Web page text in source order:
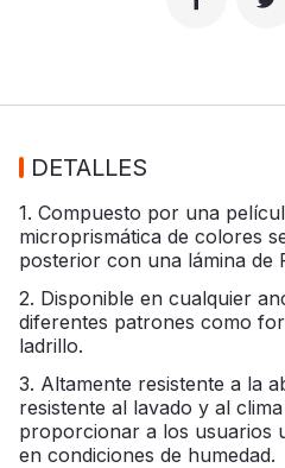
DETALLES
1. Compuesto por una
microprismática de colores
posterior con una lámina de
2. Disponible en cualquier
diferentes patrones como
ladrillo.
3. Altamente resistente a la
resistente al lavado y al
proporcionar a los usuarios
en condiciones de humedad.